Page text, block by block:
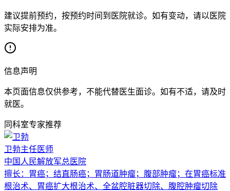
建议提前预约，按预约时间到医院就诊。如有变动，请以医院
实际安排为准。
信息声明
本页面信息仅供参考，不能代替医生面诊。如有不适，请及时
就医。
同科室专家推荐
卫勃主任医师
中国人民解放军总医院
擅长：
胃癌；结直肠癌；胃肠道肿瘤；腹部肿瘤；在胃癌标准
根治术、胃癌扩大根治术、全盆腔脏器切除、腹腔肿瘤切除